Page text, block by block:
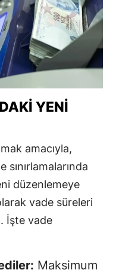
YENI
amacıyla,
düzenlemeye
vade süreleri
İşte vade
Maksimum